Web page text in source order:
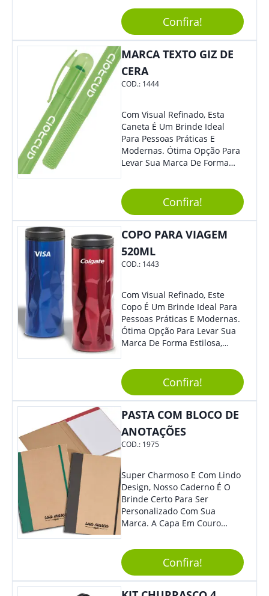
Anotações Com Post-It E
Caneta. Elaborado A Partir De
Material Reciclado, O Brinde
Também É Prático, Tornando-
Se Assim Excelente Para Uso
Cotidiano. Perfeito, Não É?!
Confira!
MARCA TEXTO GIZ DE
CERA
COD.: 1444
Com Visual Refinado, Esta
Caneta É Um Brinde Ideal
Para Pessoas Práticas E
Modernas. Ótima Opção Para
Levar Sua Marca De Forma
Sua Empresa Em Eventos,
Reuniões Corporativas Ou Até
Mesmo Para Presentear
Colaboradores.
Confira!
COPO PARA VIAGEM
520ML
COD.: 1443
Com Visual Refinado, Este
Copo É Um Brinde Ideal Para
Pessoas Práticas E Modernas.
Ótima Opção Para Levar Sua
Marca De Forma Estilosa,
Empresa Em Eventos,
Reuniões Corporativas Ou Até
Mesmo Para Presentear
Colaboradores.
Confira!
PASTA COM BLOCO DE
ANOTAÇÕES
COD.: 1975
Super Charmoso E Com Lindo
Design, Nosso Caderno É O
Brinde Certo Para Ser
Personalizado Com Sua
Marca. A Capa Em Couro
Elástico Permite Maior
Segurança Ao Carregá-Lo.
Ofereça A Seus Clientes E
Colaboradores, Sem Dúvidas
Confira!